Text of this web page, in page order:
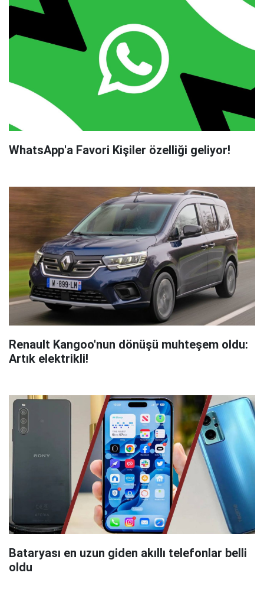
WhatsApp'a Favori Kişiler özelliği geliyor!
Renault Kangoo'nun dönüşü muhteşem oldu:
Artık elektrikli!
Bataryası en uzun giden akıllı telefonlar belli
oldu